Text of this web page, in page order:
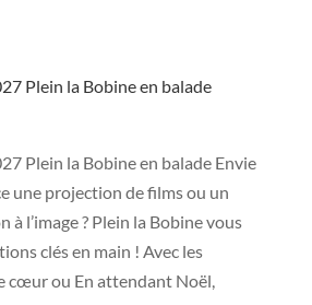
Plein la Bobine en balade
Plein la Bobine en balade Envie
une projection de films ou un
à l’image ? Plein la Bobine vous
clés en main ! Avec les
cœur ou En attendant Noël,